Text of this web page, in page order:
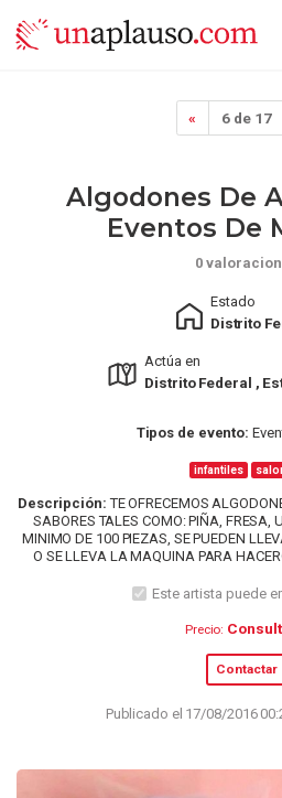
« 6 de 17
Algodones De
Eventos De
0
Estado
Distrito
Actúa en
Distrito Federal ,
Tipos de evento:
infantiles
Descripción: TE OFRECEMOS
SABORES TALES COMO: PIÑA, FRESA,
MINIMO DE 100 PIEZAS, SE PUEDEN
O SE LLEVA LA MAQUINA PARA
Este artista puede
Precio:
Contactar
Publicado el 17/08/2016